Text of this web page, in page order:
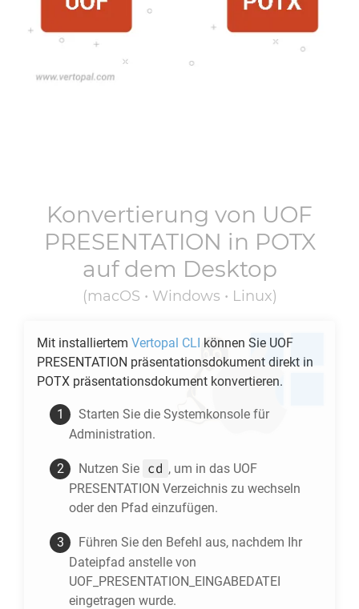
Konvertierung von UOF
PRESENTATION in POTX
auf dem Desktop
(macOS • Windows • Linux)
Mit installiertem Vertopal CLI können Sie UOF
PRESENTATION präsentationsdokument direkt in
POTX präsentationsdokument konvertieren.
Starten Sie die Systemkonsole für
Administration.
Nutzen Sie cd , um in das UOF
PRESENTATION Verzeichnis zu wechseln
oder den Pfad einzufügen.
Führen Sie den Befehl aus, nachdem Ihr
Dateipfad anstelle von
UOF_PRESENTATION_EINGABEDATEI
eingetragen wurde.